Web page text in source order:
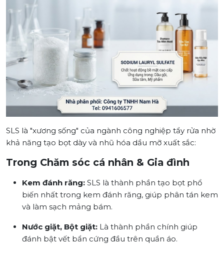
SLS là "xương sống" của ngành công nghiệp tẩy rửa nhờ
khả năng tạo bọt dày và nhũ hóa dầu mỡ xuất sắc:
Trong Chăm sóc cá nhân & Gia đình
Kem đánh răng: SLS là thành phần tạo bọt phổ
biến nhất trong kem đánh răng, giúp phân tán kem
và làm sạch mảng bám.
Nước giặt, Bột giặt: Là thành phần chính giúp
đánh bật vết bẩn cứng đầu trên quần áo.